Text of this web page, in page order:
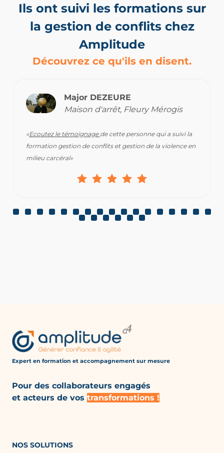
Ils ont suivi les formations sur
la gestion de conflits chez
Amplitude
Découvrez ce qu'ils en disent.
Major DEZEURE
Maison d'arrêt, Fleury Mérogis
«Ecoutez le témoignage de cette personne qui a suivi la
formation gestion de conflits et gestion de la violence en
milieu carcéral»
Expert en formation et accompagnement sur mesure
Pour des collaborateurs engagés
et acteurs de vos transformations !
NOS SOLUTIONS